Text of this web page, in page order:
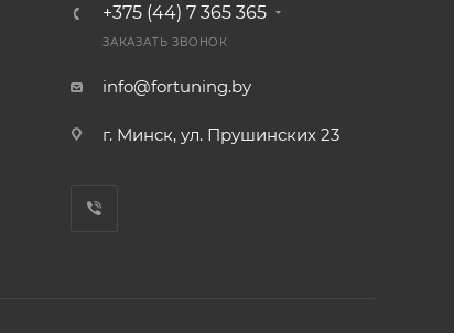
+375 (44) 7 365 365
ЗАКАЗАТЬ ЗВОНОК
info@fortuning.by
г. Минск, ул. Прушинских 23